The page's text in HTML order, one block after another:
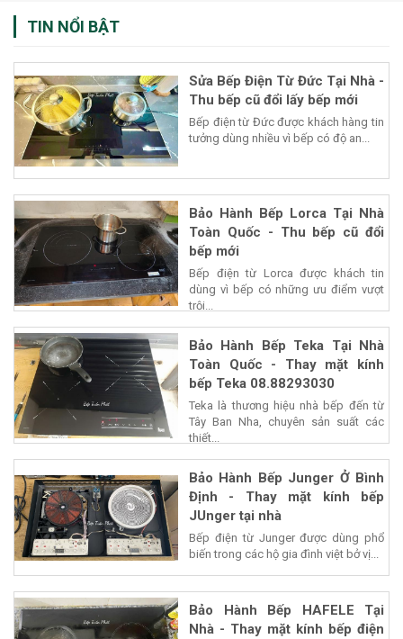
TIN NỔI BẬT
Sửa Bếp Điện Từ Đức Tại Nhà -
Thu bếp cũ đổi lấy bếp mới
Bếp điện từ Đức được khách hàng tin
tưởng dùng nhiều vì bếp có độ an...
Bảo Hành Bếp Lorca Tại Nhà
Toàn Quốc - Thu bếp cũ đổi
bếp mới
Bếp điện từ Lorca được khách tin
dùng vì bếp có những ưu điểm vượt
trội...
Bảo Hành Bếp Teka Tại Nhà
Toàn Quốc - Thay mặt kính
bếp Teka 08.88293030
Teka là thương hiệu nhà bếp đến từ
Tây Ban Nha, chuyên sản suất các
thiết...
Bảo Hành Bếp Junger Ở Bình
Định - Thay mặt kính bếp
JUnger tại nhà
Bếp điện từ Junger được dùng phổ
biến trong các hộ gia đình việt bở vị...
Bảo Hành Bếp HAFELE Tại
Nhà - Thay mặt kính bếp điện